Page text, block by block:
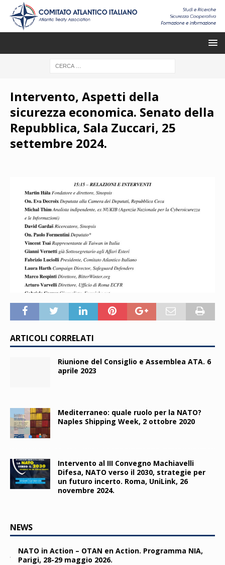
Intervento, Aspetti della
sicurezza economica. Senato della
Repubblica, Sala Zuccari, 25
settembre 2024.
ARTICOLI CORRELATI
Riunione del Consiglio e Assemblea ATA. 6
aprile 2023
Mediterraneo: quale ruolo per la NATO?
Naples Shipping Week, 2 ottobre 2020
Intervento al III Convegno Machiavelli
Difesa, NATO verso il 2030, strategie per
un futuro incerto. Roma, UniLink, 26
novembre 2024.
NEWS
NATO in Action – OTAN en Action. Programma NIA,
Parigi, 28-29 maggio 2026.